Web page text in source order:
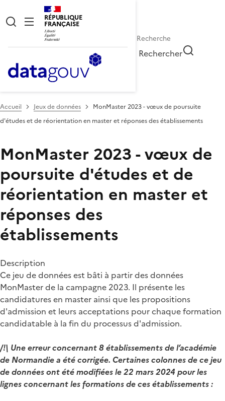
RÉPUBLIQUE
FRANÇAISE
Rechercher
Accueil Jeux de données
MonMaster 2023 - vœux de poursuite
d'études et de réorientation en master et réponses des établissements
MonMaster 2023 - vœux de
poursuite d'études et de
réorientation en master et
réponses des
établissements
Description
Ce jeu de données est bâti à partir des données
MonMaster de la campagne 2023. Il présente les
candidatures en master ainsi que les propositions
d'admission et leurs acceptations pour chaque formation
candidatable à la fin du processus d'admission.
/!\ Une erreur concernant 8 établissements de l’académie
de Normandie a été corrigée. Certaines colonnes de ce jeu
de données ont été modifiées le 22 mars 2024 pour les
lignes concernant les formations de ces établissements :